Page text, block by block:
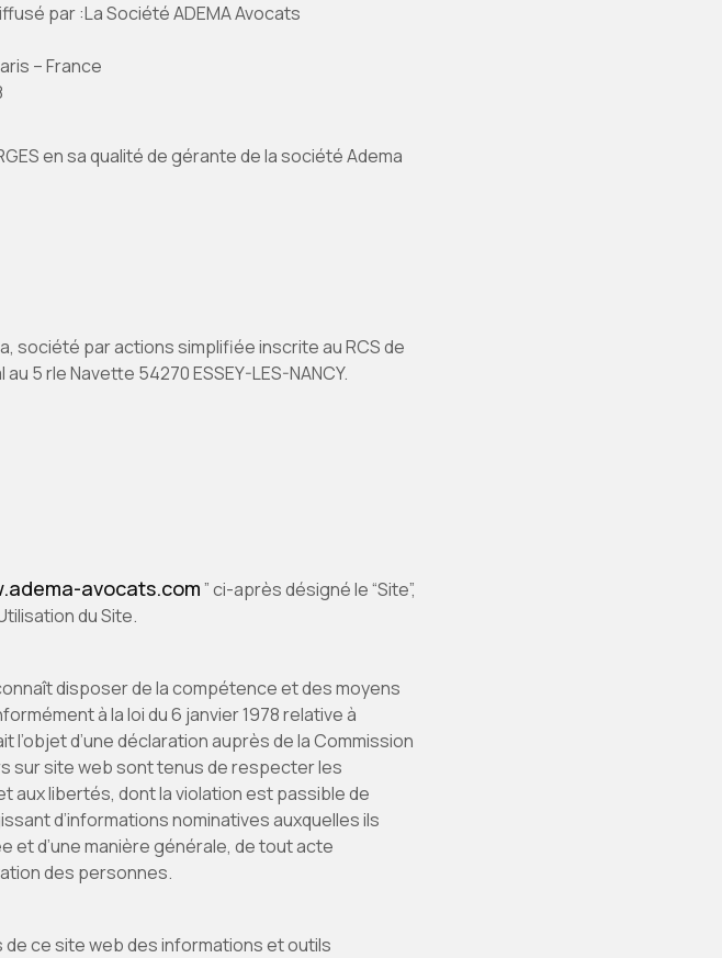
par :La Société ADEMA Avocats
– France
en sa qualité de gérante de la société Adema
société par actions simplifiée inscrite au RCS de
5 rle Navette 54270 ESSEY-LES-NANCY.
avocats.com” ci-après désigné le “Site”,
du Site.
disposer de la compétence et des moyens
à la loi du 6 janvier 1978 relative à
d’une déclaration auprès de la Commission
sur site web sont tenus de respecter les
aux libertés, dont la violation est passible de
d’informations nominatives auxquelles ils
d’une manière générale, de tout acte
des personnes.
de ce site web des informations et outils